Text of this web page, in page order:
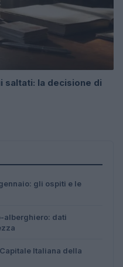
saltati: la decisione di
gli ospiti e le
alberghiero: dati
Italiana della